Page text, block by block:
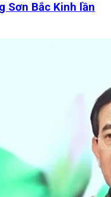
Sơn Bắc Kinh lần